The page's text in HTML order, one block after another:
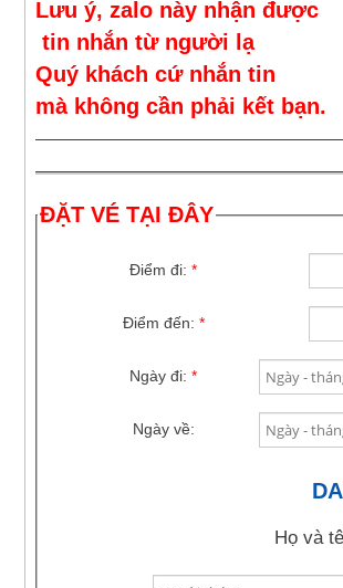
Lưu ý, zalo này nhận được
tin nhắn từ người lạ
Quý khách cứ nhắn tin
mà không cần phải kết bạn.
ĐẶT VÉ TẠI ĐÂY
Điểm đi: *
Điểm đến: *
Ngày đi: *
Ngày về:
Họ và